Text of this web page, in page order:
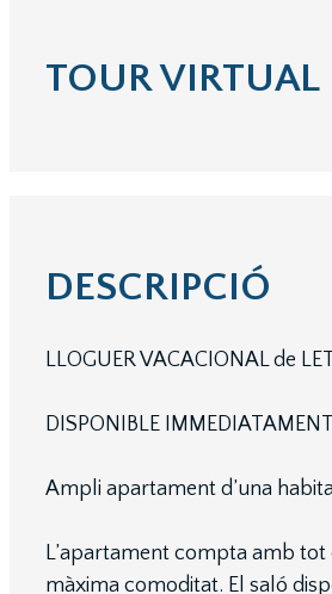
TOUR VIRTUAL
DESCRIPCIÓ
LLOGUER VACACIONAL de
DISPONIBLE IMMEDIATAMENT
Ampli apartament d’una
L’apartament compta amb
màxima comoditat. El saló